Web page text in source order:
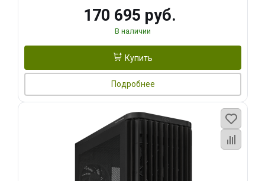
170 695 руб.
В наличии
Купить
Подробнее